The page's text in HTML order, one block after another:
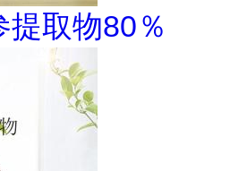
提取物80％